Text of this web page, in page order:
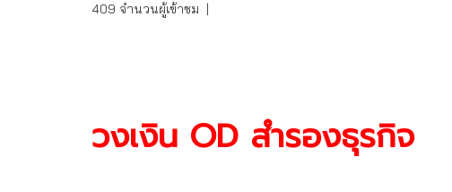
409 จำนวนผู้เข้าชม |
วงเงิน OD สำรองธุรกิจ